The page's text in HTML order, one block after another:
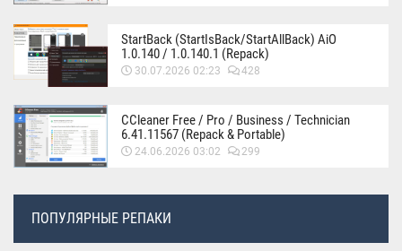
StartBack (StartIsBack/StartAllBack) AiO
1.0.140 / 1.0.140.1 (Repack)
30.07.2026 02:23 428
CCleaner Free / Pro / Business / Technician
6.41.11567 (Repack & Portable)
24.06.2026 03:02 299
ПОПУЛЯРНЫЕ РЕПАКИ